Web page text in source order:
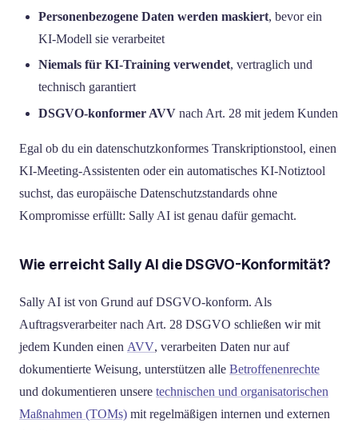
Personenbezogene Daten werden maskiert, bevor ein
KI-Modell sie verarbeitet
Niemals für KI-Training verwendet, vertraglich und
technisch garantiert
DSGVO-konformer AVV nach Art. 28 mit jedem Kunden
Egal ob du ein datenschutzkonformes Transkriptionstool, einen
KI-Meeting-Assistenten oder ein automatisches KI-Notiztool
suchst, das europäische Datenschutzstandards ohne
Kompromisse erfüllt: Sally AI ist genau dafür gemacht.
Wie erreicht Sally AI die DSGVO-Konformität?
Sally AI ist von Grund auf DSGVO-konform. Als
Auftragsverarbeiter nach Art. 28 DSGVO schließen wir mit
jedem Kunden einen AVV, verarbeiten Daten nur auf
dokumentierte Weisung, unterstützen alle Betroffenenrechte
und dokumentieren unsere technischen und organisatorischen
Maßnahmen (TOMs) mit regelmäßigen internen und externen